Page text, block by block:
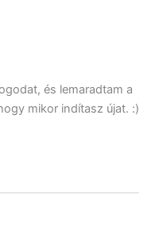
és lemaradtam a
mikor indítasz újat. :)